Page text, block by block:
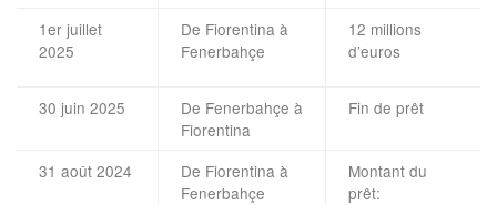
1er juillet
2025
De Fiorentina à
Fenerbahçe
12 millions
d’euros
30 juin 2025
De Fenerbahçe à
Fiorentina
Fin de prêt
31 août 2024
De Fiorentina à
Fenerbahçe
Montant du
prêt: